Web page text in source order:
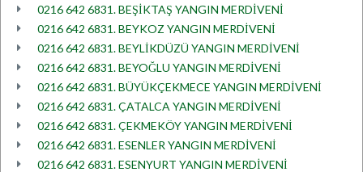
0216 642 6831. BEŞİKTAŞ YANGIN MERDİVENİ
0216 642 6831. BEYKOZ YANGIN MERDİVENİ
0216 642 6831. BEYLİKDÜZÜ YANGIN MERDİVENİ
0216 642 6831. BEYOĞLU YANGIN MERDİVENİ
0216 642 6831. BÜYÜKÇEKMECE YANGIN MERDİVENİ
0216 642 6831. ÇATALCA YANGIN MERDİVENİ
0216 642 6831. ÇEKMEKÖY YANGIN MERDİVENİ
0216 642 6831. ESENLER YANGIN MERDİVENİ
0216 642 6831. ESENYURT YANGIN MERDİVENİ